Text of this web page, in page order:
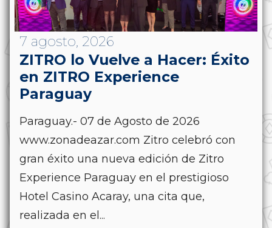
7 agosto, 2026
ZITRO lo Vuelve a Hacer: Éxito
en ZITRO Experience
Paraguay
Paraguay.- 07 de Agosto de 2026
www.zonadeazar.com Zitro celebró con
gran éxito una nueva edición de Zitro
Experience Paraguay en el prestigioso
Hotel Casino Acaray, una cita que,
realizada en el...